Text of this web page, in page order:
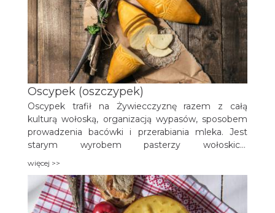
[cielęcego] rozprowadzona wodą.
Oscypek (oszczypek)
Oscypek trafił na Żywiecczyznę razem z całą
kulturą wołoską, organizacją wypasów, sposobem
prowadzenia bacówki i przerabiania mleka. Jest
starym wyrobem pasterzy wołoskich,
więcej >>